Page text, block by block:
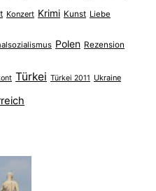
Konzert Krimi Kunst Liebe
Polen Rezension
Türkei Türkei 2011 Ukraine